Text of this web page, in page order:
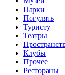
Парки
Погулять
Туристу
Театры
Клубы
Прочее
Рестораны